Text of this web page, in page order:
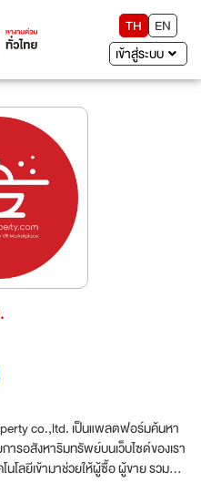
TH
EN
เข้าสู่ระบบ
ป็นแพลตฟอร์มค้นหา
รอสังหาริมทรัพย์บนเว็บไซด์ของเรา
นโลยีเข้ามาช่วยให้ผู้ซื้อ ผู้ขาย รวมถึง